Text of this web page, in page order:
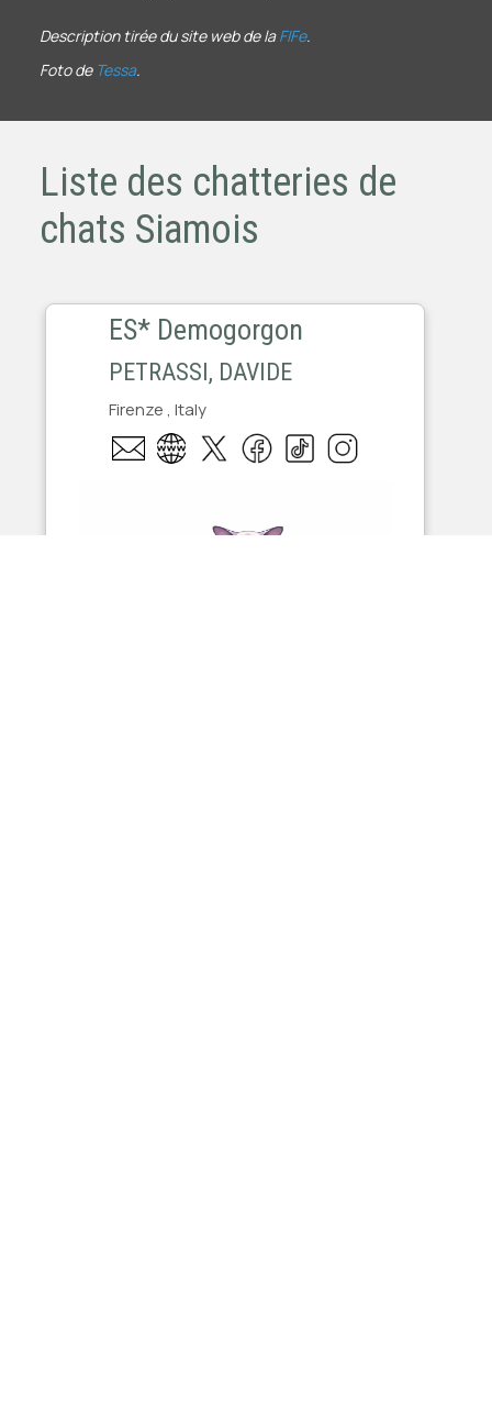
Description tirée du site web de la FIFe.
Foto de Tessa.
Liste des chatteries de
chats Siamois
ES* Demogorgon
PETRASSI, DAVIDE
Firenze , Italy